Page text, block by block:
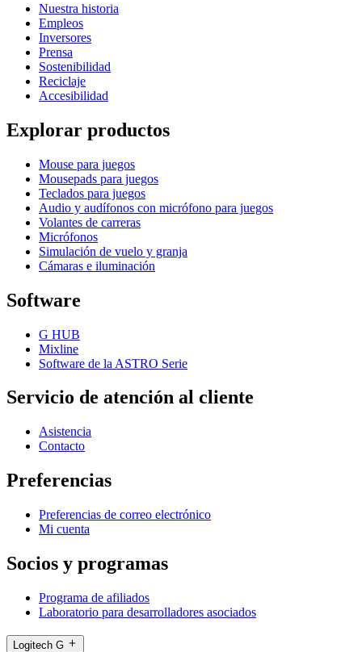
Nuestra historia
Empleos
Inversores
Prensa
Sostenibilidad
Reciclaje
Accesibilidad
Explorar productos
Mouse para juegos
Mousepads para juegos
Teclados para juegos
Audio y audífonos con micrófono para juegos
Volantes de carreras
Micrófonos
Simulación de vuelo y granja
Cámaras e iluminación
Software
G HUB
Mixline
Software de la ASTRO Serie
Servicio de atención al cliente
Asistencia
Contacto
Preferencias
Preferencias de correo electrónico
Mi cuenta
Socios y programas
Programa de afiliados
Laboratorio para desarrolladores asociados
Logitech G